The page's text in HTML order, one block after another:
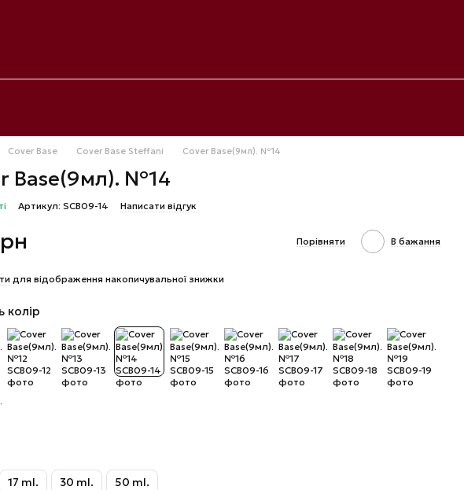
Cover Base Cover Base Steffani Cover Base(9мл). №14
Base(9мл). №14
Артикул: SCB09-14 Написати відгук
Порівняти В бажання
для відображення накопичувальної знижки
колір
17 ml. 30 ml. 50 ml.